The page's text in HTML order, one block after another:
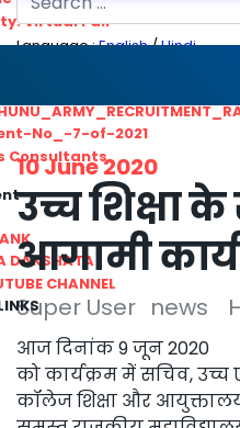
Virtual Fair
No_-7-of-2021
Consultants
DAKSHATA
CHANNEL
Language :English/Hindi
उच्च शिक्षा
आगामी
Super User news
10 June 2020
आज दिनांक 9 जून 2020
को कार्यक्रम में सचिव, उच्च
कॉलेज शिक्षा और